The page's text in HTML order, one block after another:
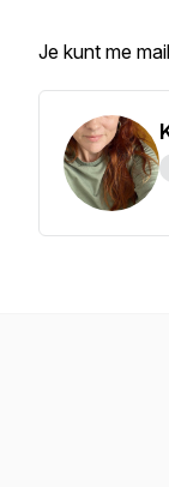
Je kunt me